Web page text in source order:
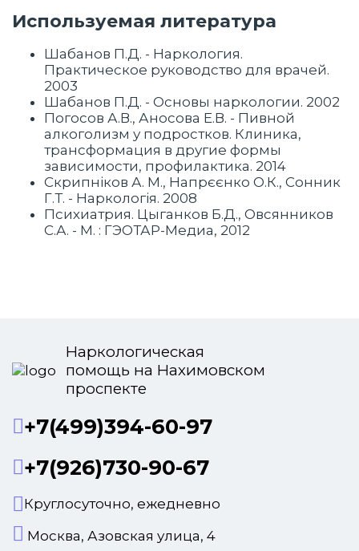
Используемая литература
Шабанов П.Д. - Наркология.
Практическое руководство для врачей.
2003
Шабанов П.Д. - Основы наркологии. 2002
Погосов А.В., Аносова Е.В. - Пивной
алкоголизм у подростков. Клиника,
трансформация в другие формы
зависимости, профилактика. 2014
Скрипніков А. М., Напрєєнко О.К., Сонник
Г.Т. - Наркологія. 2008
Психиатрия. Цыганков Б.Д., Овсянников
С.А. - М. : ГЭОТАР-Медиа, 2012
Наркологическая
помощь на Нахимовском
проспекте
+7(499)394-60-97
+7(926)730-90-67
Круглосуточно, ежедневно
Москва, Азовская улица, 4